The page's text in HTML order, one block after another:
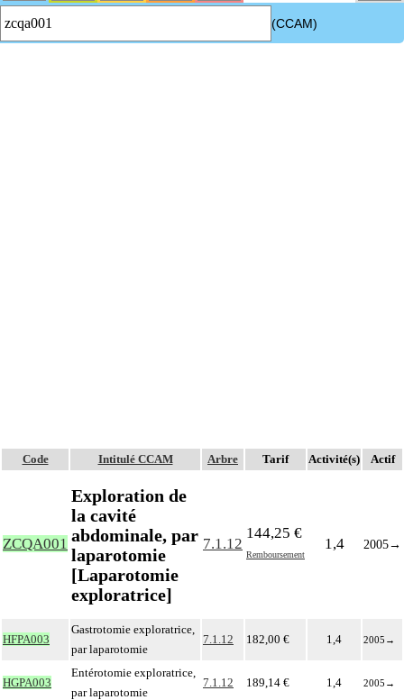
(CCAM)
Code Intitulé CCAM Arbre Tarif Activité(s) Actif
ZCQA001
Exploration de
la cavité
abdominale, par
laparotomie
[Laparotomie
exploratrice]
7.1.12
144,25 €
Remboursement
1,4 2005→
HFPA003
Gastrotomie exploratrice,
par laparotomie
7.1.12 182,00 € 1,4 2005 →
HGPA003
Entérotomie exploratrice,
par laparotomie
7.1.12 189,14 € 1,4 2005 →